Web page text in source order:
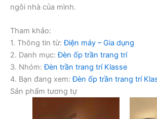
ngôi nhà của mình.
Tham khảo:
1. Thông tin từ:Điện máy – Gia dụng
2. Danh mục:Đèn ốp trần trang trí
3. Nhóm:Đèn trần trang trí Klasse
4. Bạn đang xem:Đèn ốp trần trang trí
Sản phẩm tương tự